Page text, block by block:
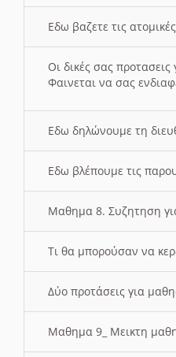
Εδω βαζετε τις
Οι δικές σας
Φαινεται να σας
Εδω δηλώνουμε τη
Εδω βλέπουμε τις
Μαθημα 8. Συζητηση
Τι θα μπορούσαν να
Δύο προτάσεις για
Μαθημα 9_ Μεικτη